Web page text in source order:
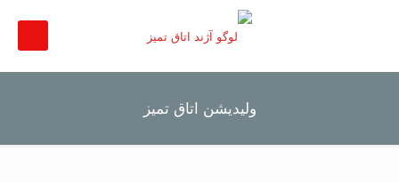
ولیدیشن اتاق تمیز